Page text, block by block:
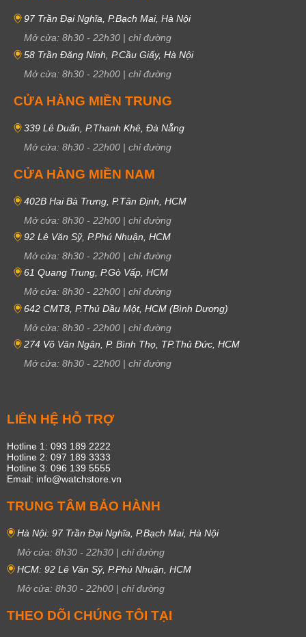
97 Trần Đại Nghĩa, P.Bạch Mai, Hà Nội
Mở cửa: 8h30 - 22h30 | chỉ đường
58 Trần Đăng Ninh, P.Cầu Giấy, Hà Nội
Mở cửa: 8h30 - 22h00 | chỉ đường
CỬA HÀNG MIỀN TRUNG
339 Lê Duẩn, P.Thanh Khê, Đà Nẵng
Mở cửa: 8h30 - 22h00 | chỉ đường
CỬA HÀNG MIỀN NAM
402B Hai Bà Trưng, P.Tân Định, HCM
Mở cửa: 8h30 - 22h00 | chỉ đường
92 Lê Văn Sỹ, P.Phú Nhuận, HCM
Mở cửa: 8h30 - 22h00 | chỉ đường
61 Quang Trung, P.Gò Vấp, HCM
Mở cửa: 8h30 - 22h00 | chỉ đường
642 CMT8, P.Thủ Dầu Một, HCM (Bình Dương)
Mở cửa: 8h30 - 22h00 | chỉ đường
274 Võ Văn Ngân, P. Bình Thọ, TP.Thủ Đức, HCM
Mở cửa: 8h30 - 22h00 | chỉ đường
LIÊN HỆ HỖ TRỢ
Hotline 1: 093 189 2222
Hotline 2: 097 189 3333
Hotline 3: 096 139 5555
Email: info@watchstore.vn
TRUNG TÂM BẢO HÀNH
Hà Nội: 97 Trần Đại Nghĩa, P.Bạch Mai, Hà Nội
Mở cửa: 8h30 - 22h30 | chỉ đường
HCM: 92 Lê Văn Sỹ, P.Phú Nhuận, HCM
Mở cửa: 8h30 - 22h00 | chỉ đường
THEO DÕI CHÚNG TÔI TẠI